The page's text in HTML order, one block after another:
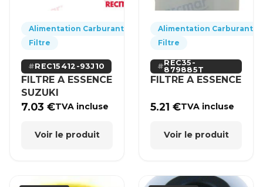
Alimentation Carburant
Filtre
REC15412-93J10
FILTRE A ESSENCE
SUZUKI
7.03€TVA incluse
Voir le produit
Alimentation Carburant
Filtre
REC35-
879885T
FILTRE A ESSENCE
5.21€TVA incluse
Voir le produit